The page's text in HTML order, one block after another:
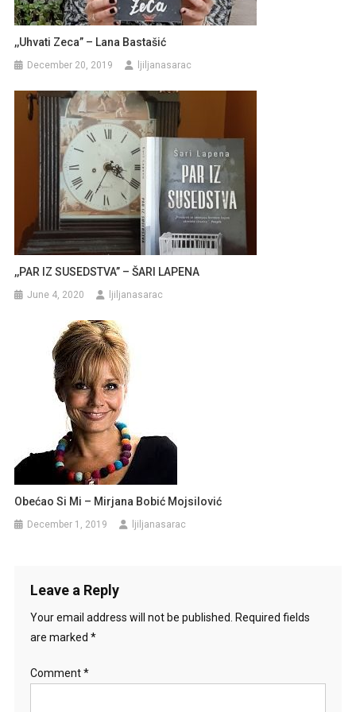
,,Uhvati Zeca” – Lana Bastašić
December 20, 2019 ljiljanasarac
,,PAR IZ SUSEDSTVA” – ŠARI LAPENA
June 4, 2020 ljiljanasarac
Obećao Si Mi – Mirjana Bobić Mojsilović
December 1, 2019 ljiljanasarac
Leave a Reply
Your email address will not be published.
Required fields
are marked *
Comment*